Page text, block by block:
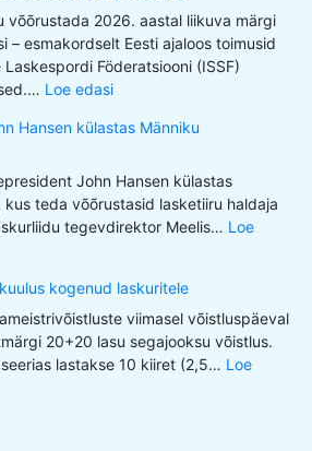
võõrustada 2026. aastal liikuva märgi
– esmakordselt Eesti ajaloos toimusid
Laskespordi Föderatsiooni (ISSF)
Loe edasi
Hansen külastas Männiku
John Hansen külastas
kus teda võõrustasid lasketiiru haldaja
tegevdirektor Meelis… Loe
kogenud laskuritele
viimasel võistluspäeval
20+20 lasu segajooksu võistlus.
lastakse 10 kiiret (2,5… Loe